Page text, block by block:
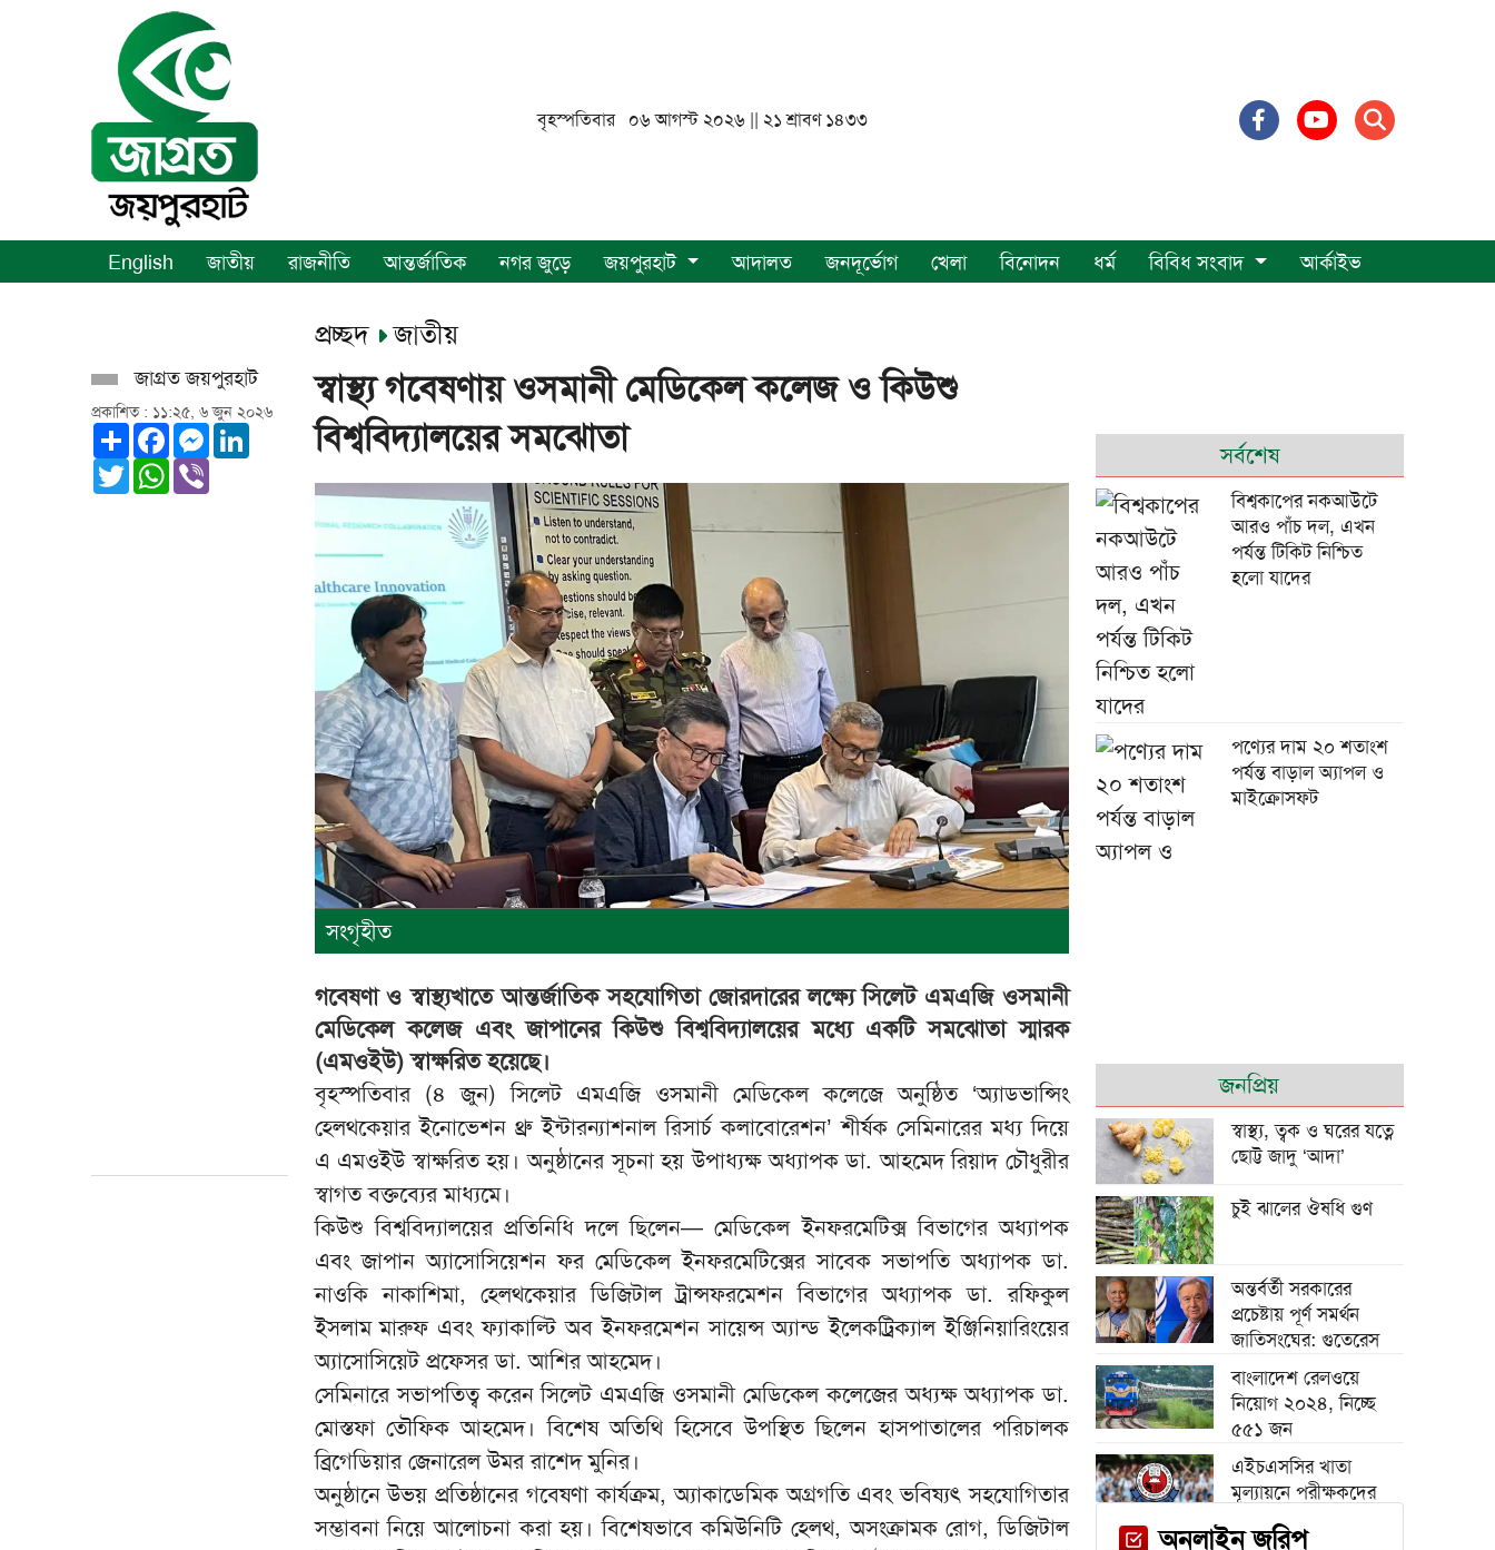
বৃহস্পতিবার ০৬ আগস্ট ২০২৬ || ২১ শ্রাবণ ১৪৩৩
English জাতীয় রাজনীতি আন্তর্জাতিক নগর জুড়ে জয়পুরহাট আদালত জনদূর্ভোগ খেলা বিনোদন ধর্ম বিবিধ সংবাদ আর্কাইভ
প্রচ্ছদ জাতীয়
জাগ্রত জয়পুরহাট
প্রকাশিত : ১১:২৫, ৬ জুন ২০২৬
ShareFacebookMessenger
LinkedIn
TwitterWhatsApp
Viber
স্বাস্থ্য গবেষণায় ওসমানী মেডিকেল কলেজ ও কিউশু
বিশ্ববিদ্যালয়ের সমঝোতা
সংগৃহীত
গবেষণা ও স্বাস্থ্যখাতে আন্তর্জাতিক সহযোগিতা জোরদারের লক্ষ্যে সিলেট এমএজি ওসমানী
মেডিকেল কলেজ এবং জাপানের কিউশু বিশ্ববিদ্যালয়ের মধ্যে একটি সমঝোতা স্মারক
(এমওইউ) স্বাক্ষরিত হয়েছে।
বৃহস্পতিবার (৪ জুন) সিলেট এমএজি ওসমানী মেডিকেল কলেজে অনুষ্ঠিত ‘অ্যাডভান্সিং
হেলথকেয়ার ইনোভেশন থ্রু ইন্টারন্যাশনাল রিসার্চ কলাবোরেশন’ শীর্ষক সেমিনারের মধ্য দিয়ে
এ এমওইউ স্বাক্ষরিত হয়। অনুষ্ঠানের সূচনা হয় উপাধ্যক্ষ অধ্যাপক ডা. আহমেদ রিয়াদ চৌধুরীর
স্বাগত বক্তব্যের মাধ্যমে।
কিউশু বিশ্ববিদ্যালয়ের প্রতিনিধি দলে ছিলেন— মেডিকেল ইনফরমেটিক্স বিভাগের অধ্যাপক
এবং জাপান অ্যাসোসিয়েশন ফর মেডিকেল ইনফরমেটিক্সের সাবেক সভাপতি অধ্যাপক ডা.
নাওকি নাকাশিমা, হেলথকেয়ার ডিজিটাল ট্রান্সফরমেশন বিভাগের অধ্যাপক ডা. রফিকুল
ইসলাম মারুফ এবং ফ্যাকাল্টি অব ইনফরমেশন সায়েন্স অ্যান্ড ইলেকট্রিক্যাল ইঞ্জিনিয়ারিংয়ের
অ্যাসোসিয়েট প্রফেসর ডা. আশির আহমেদ।
সেমিনারে সভাপতিত্ব করেন সিলেট এমএজি ওসমানী মেডিকেল কলেজের অধ্যক্ষ অধ্যাপক ডা.
মোস্তফা তৌফিক আহমেদ। বিশেষ অতিথি হিসেবে উপস্থিত ছিলেন হাসপাতালের পরিচালক
ব্রিগেডিয়ার জেনারেল উমর রাশেদ মুনির।
অনুষ্ঠানে উভয় প্রতিষ্ঠানের গবেষণা কার্যক্রম, অ্যাকাডেমিক অগ্রগতি এবং ভবিষ্যৎ সহযোগিতার
সম্ভাবনা নিয়ে আলোচনা করা হয়। বিশেষভাবে কমিউনিটি হেলথ, অসংক্রামক রোগ, ডিজিটাল
সর্বশেষ
বিশ্বকাপের নকআউটে
আরও পাঁচ দল, এখন
পর্যন্ত টিকিট নিশ্চিত
হলো যাদের
পণ্যের দাম ২০ শতাংশ
পর্যন্ত বাড়াল অ্যাপল ও
মাইক্রোসফট
শি জিনপিংয়ের সঙ্গে
তারেক রহমানের
শুভেচ্ছা বিনিময়
পাউরুটি ফ্রিজে রাখলে
পুষ্টিগুণ নষ্ট হয়?
চট্টগ্রামে মসজিদে চুরি
হওয়া পৌনে ২ লাখ
টাকাসহ আটক ২
জনপ্রিয়
স্বাস্থ্য, ত্বক ও ঘরের যত্নে
ছোট্ট জাদু ‘আদা’
চুই ঝালের ঔষধি গুণ
অন্তর্বর্তী সরকারের
প্রচেষ্টায় পূর্ণ সমর্থন
জাতিসংঘের: গুতেরেস
বাংলাদেশ রেলওয়ে
নিয়োগ ২০২৪, নিচ্ছে
৫৫১ জন
এইচএসসির খাতা
মূল্যায়নে পরীক্ষকদের
জন্য সময় বাড়ল ২ দিন
অনলাইন জরিপ